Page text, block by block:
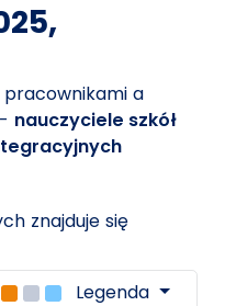
a
nauczyciele szkół
znajduje się
Legenda